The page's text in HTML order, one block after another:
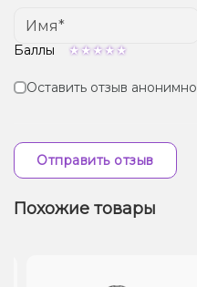
Баллы
Оставить отзыв анонимно
Отправить отзыв
Похожие товары